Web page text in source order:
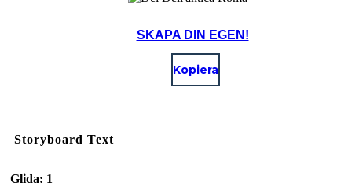
SKAPA DIN EGEN!
Kopiera
Storyboard Text
Glida: 1